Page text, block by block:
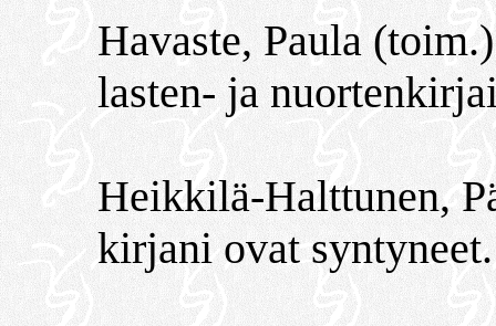
Havaste, Paula
lasten- ja
Heikkilä-Halttunen,
kirjani ovat